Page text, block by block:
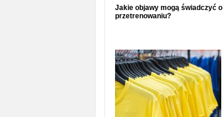
Jakie objawy mogą świadczyć o
przetrenowaniu?